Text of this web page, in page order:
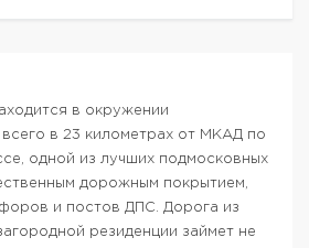
в окружении
в 23 километрах от МКАД по
одной из лучших подмосковных
дорожным покрытием,
и постов ДПС. Дорога из
резиденции займет не